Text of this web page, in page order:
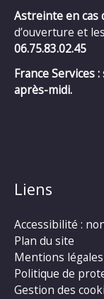
Astreinte en cas
d’ouverture et
06.75.83.02.45
France Services
après-midi.
Liens
Accessibilité :
Plan du site
Mentions légales
Politique de
Gestion des